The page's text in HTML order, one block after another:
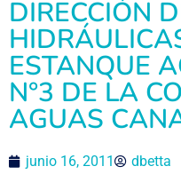
DIRECCIÓN
ESTANQUE
N°3 DE LA
AGUAS
junio 16, 2011 dbetta